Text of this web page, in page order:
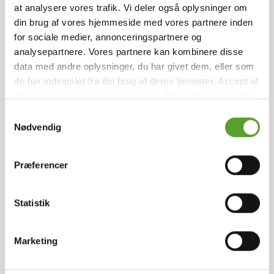
at analysere vores trafik. Vi deler også oplysninger om
din brug af vores hjemmeside med vores partnere inden
for sociale medier, annonceringspartnere og
analysepartnere. Vores partnere kan kombinere disse
data med andre oplysninger, du har givet dem, eller som
de har indsamlet fra din brug af deres tjenester. Accept af
Nødvendig
Præferencer
Statistik
Marketing
Nordskoven Strand Camping
Skøn plads beliggende direkte ved den fineste
sandbadestrand. Imellem de store træer finder du din
egen plads, hvor du altid er garanteret fred og ro.